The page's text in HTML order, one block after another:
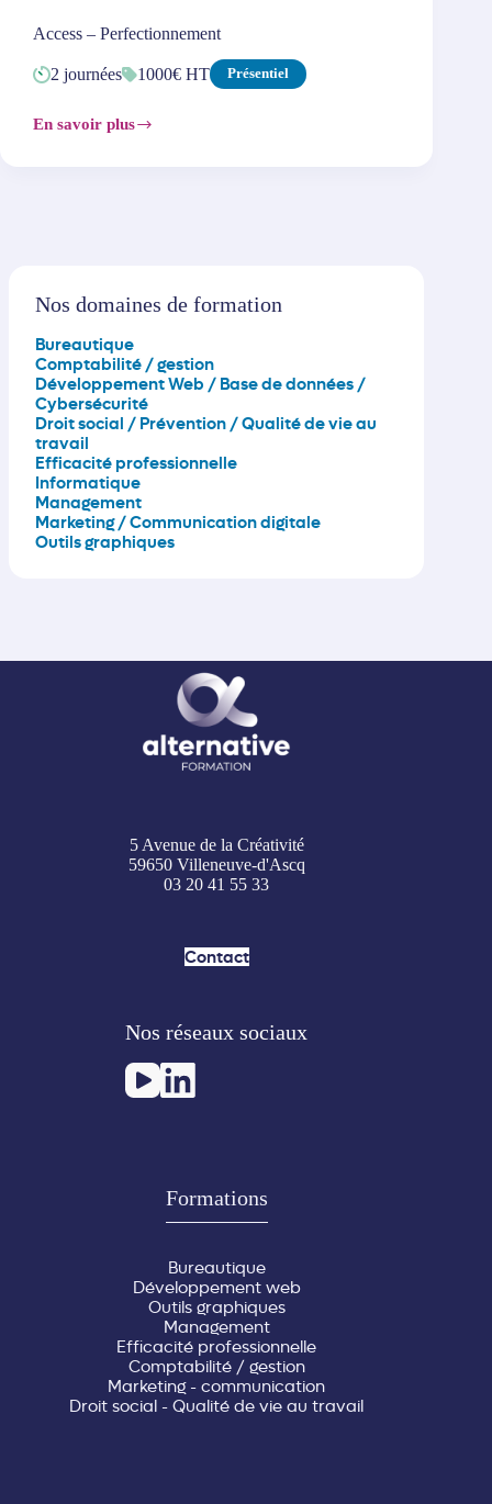
Access – Perfectionnement
2 journées 1000€ HT Présentiel
En savoir plus
Access
Nos domaines de formation
Bureautique
Comptabilité / gestion
Développement Web / Base de données /
Cybersécurité
Droit social / Prévention / Qualité de vie au
travail
Efficacité professionnelle
Informatique
Management
Marketing / Communication digitale
Outils graphiques
5 Avenue de la Créativité
59650 Villeneuve-d'Ascq
03 20 41 55 33
Contact
Nos réseaux sociaux
Formations
Bureautique
Développement web
Outils graphiques
Management
Efficacité professionnelle
Comptabilité / gestion
Marketing - communication
Droit social - Qualité de vie au travail